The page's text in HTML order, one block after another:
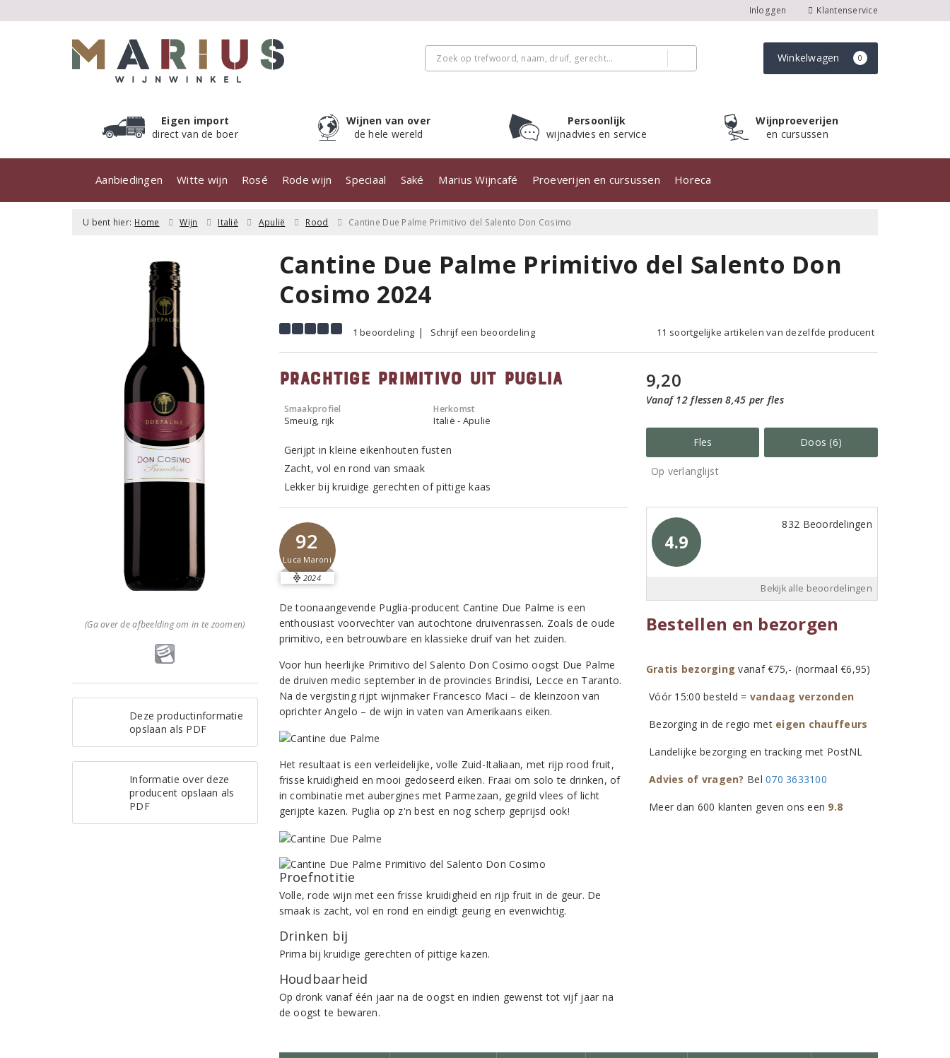
Inloggen Klantenservice
Winkelwagen 0
Eigen import
direct van de boer
Wijnen van over
de hele wereld
Persoonlijk
wijnadvies en service
Wijnproeverijen
en cursussen
Aanbiedingen Witte wijn Rosé Rode wijn Speciaal Saké Marius Wijncafé Proeverijen en cursussen Horeca
U bent hier: Home Wijn Italië Apulië Rood Cantine Due Palme Primitivo del Salento Don Cosimo
(Ga over de afbeelding om in te zoomen)
Deze productinformatie
opslaan als PDF
Informatie over deze
producent opslaan als
PDF
Cantine Due Palme Primitivo del Salento Don
Cosimo 2024
1 beoordeling Schrijf een beoordeling 11 soortgelijke artikelen van dezelfde producent
Prachtige Primitivo uit Puglia
Smaakprofiel
Smeuïg, rijk
Herkomst
Italië - Apulië
Gerijpt in kleine eikenhouten fusten
Zacht, vol en rond van smaak
Lekker bij kruidige gerechten of pittige kaas
92
Luca Maroni
2024
De toonaangevende Puglia-producent Cantine Due Palme is een
enthousiast voorvechter van autochtone druivenrassen. Zoals de oude
primitivo, een betrouwbare en klassieke druif van het zuiden.
Voor hun heerlijke Primitivo del Salento Don Cosimo oogst Due Palme
de druiven medio september in de provincies Brindisi, Lecce en Taranto.
Na de vergisting rijpt wijnmaker Francesco Maci – de kleinzoon van
oprichter Angelo – de wijn in vaten van Amerikaans eiken.
Het resultaat is een verleidelijke, volle Zuid-Italiaan, met rijp rood fruit,
frisse kruidigheid en mooi gedoseerd eiken. Fraai om solo te drinken, of
in combinatie met aubergines met Parmezaan, gegrild vlees of licht
gerijpte kazen. Puglia op z'n best en nog scherp geprijsd ook!
Proefnotitie
Volle, rode wijn met een frisse kruidigheid en rijp fruit in de geur. De
smaak is zacht, vol en rond en eindigt geurig en evenwichtig.
Drinken bij
Prima bij kruidige gerechten of pittige kazen.
Houdbaarheid
Op dronk vanaf één jaar na de oogst en indien gewenst tot vijf jaar na
de oogst te bewaren.
9,20
Vanaf 12 flessen 8,45 per fles
Fles Doos (6)
Op verlanglijst
4.9
832 Beoordelingen
Bekijk alle beoordelingen
Bestellen en bezorgen
Gratis bezorging vanaf €75,- (normaal €6,95)
Vóór 15:00 besteld = vandaag verzonden
Bezorging in de regio met eigen chauffeurs
Landelijke bezorging en tracking met PostNL
Advies of vragen? Bel070 3633100
Meer dan 600 klanten geven ons een 9.8